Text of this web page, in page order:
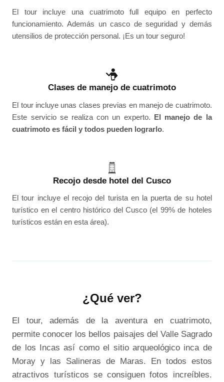
El tour incluye una cuatrimoto full equipo en perfecto
funcionamiento. Además un casco de seguridad y demás
utensilios de protección personal. ¡Es un tour seguro!
Clases de manejo de cuatrimoto
El tour incluye unas clases previas en manejo de cuatrimoto.
Este servicio se realiza con un experto. El manejo de la
cuatrimoto es fácil y todos pueden lograrlo.
Recojo desde hotel del Cusco
El tour incluye el recojo del turista en la puerta de su hotel
turístico en el centro histórico del Cusco (el 99% de hoteles
turísticos están en esta área).
¿Qué ver?
El tour, además de la aventura en cuatrimoto,
permite conocer los bellos paisajes del Valle Sagrado
de los Incas así como el sitio arqueológico inca de
Moray y las Salineras de Maras. En todos estos
atractivos turísticos se consiguen fotos increíbles.